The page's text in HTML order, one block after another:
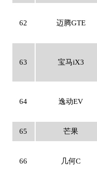
62 迈腾GTE
63 宝马iX3
64 逸动EV
65 芒果
66 几何C